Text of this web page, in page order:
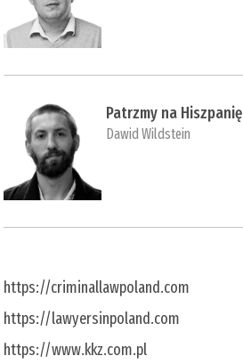
Patrzmy na Hiszpanię
Dawid Wildstein
https://criminallawpoland.com
https://lawyersinpoland.com
https://www.kkz.com.pl